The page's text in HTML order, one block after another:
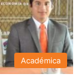
Académica